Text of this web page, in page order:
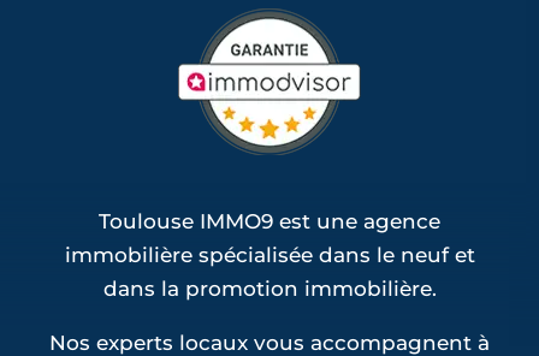
Programmes neufs Saint-Sauveur (1)
Toulouse IMMO9 est une agence
immobilière spécialisée dans le neuf et
dans la promotion immobilière.
Nos experts locaux vous accompagnent à